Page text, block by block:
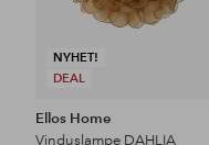
NYHET!
DEAL
Ellos Home
Vinduslampe DAHLIA